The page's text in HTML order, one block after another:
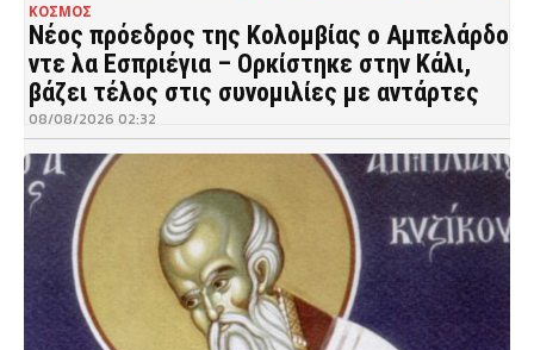
ΚΟΣΜΟΣ
Νέος πρόεδρος της Κολομβίας ο Αμπελάρδο
ντε λα Εσπριέγια – Ορκίστηκε στην Κάλι,
βάζει τέλος στις συνομιλίες με αντάρτες
08/08/2026 02:32